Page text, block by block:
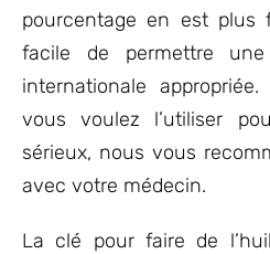
pourcentage en est plus
facile de permettre une
internationale
vous voulez l’utiliser
sérieux, nous vous
avec votre médecin.
La clé pour faire de